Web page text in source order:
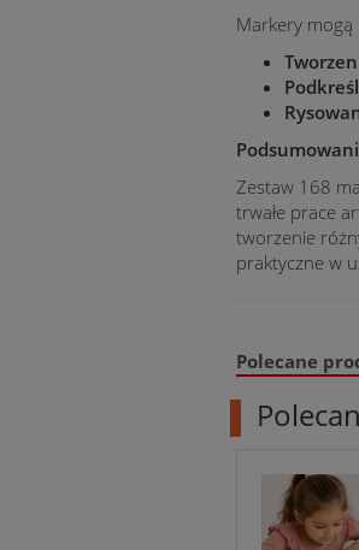
Markery mogą
Zestaw 168
trwałe prace
tworzenie
praktyczne w
Polecane